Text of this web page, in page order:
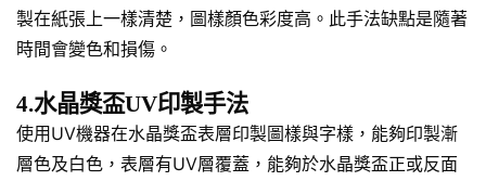
製在紙張上一樣清楚，圖樣顏色彩度高。此手法缺點是隨著
時間會變色和損傷。
4.水晶獎盃UV印製手法
使用UV機器在水晶獎盃表層印製圖樣與字樣，能夠印製漸
層色及白色，表層有UV層覆蓋，能夠於水晶獎盃正或反面